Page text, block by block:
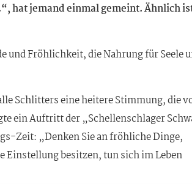
hat jemand einmal gemeint. Ähnlich
und Fröhlichkeit, die Nahrung für Seele
Schlitters eine heitere Stimmung, die
ein Auftritt der „Schellenschlager
Zeit: „Denken Sie an fröhliche Dinge,
Einstellung besitzen, tun sich im Leben